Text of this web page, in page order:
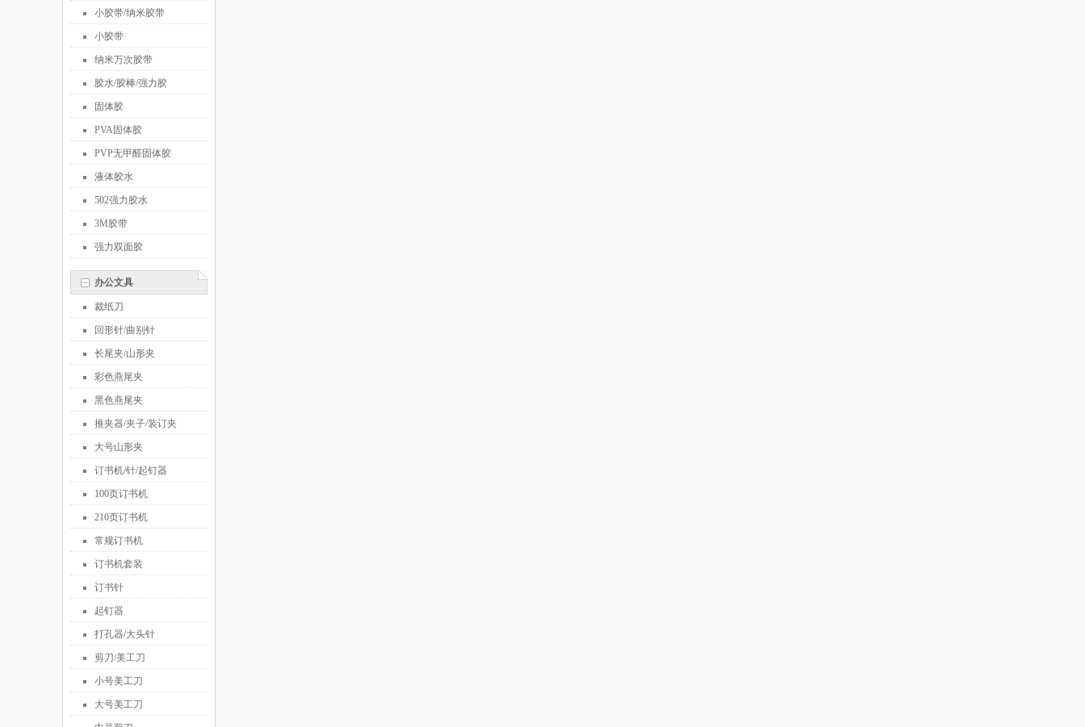
小胶带/纳米胶带
小胶带
纳米万次胶带
胶水/胶棒/强力胶
固体胶
PVA固体胶
PVP无甲醛固体胶
液体胶水
502强力胶水
3M胶带
强力双面胶
办公文具
裁纸刀
回形针/曲别针
长尾夹/山形夹
彩色燕尾夹
黑色燕尾夹
推夹器/夹子/装订夹
大号山形夹
订书机/针/起钉器
100页订书机
210页订书机
常规订书机
订书机套装
订书针
起钉器
打孔器/大头针
剪刀/美工刀
小号美工刀
大号美工刀